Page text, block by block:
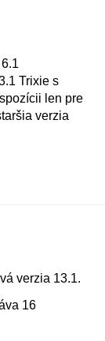
6.1
Trixie s
len pre
verzia
verzia 13.1.
16